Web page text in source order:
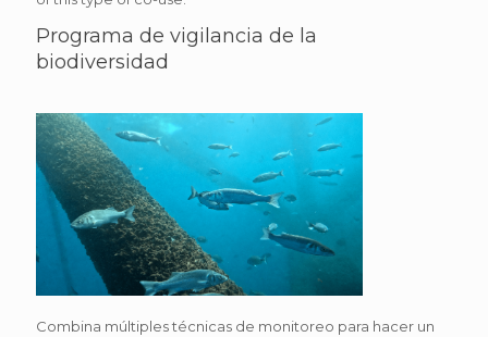
Programa de vigilancia de la
biodiversidad
Combina múltiples técnicas de monitoreo para hacer un